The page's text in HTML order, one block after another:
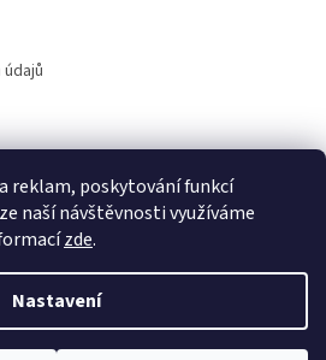
reklam, poskytování funkcí
naší návštěvnosti využíváme
zde.
Nastavení